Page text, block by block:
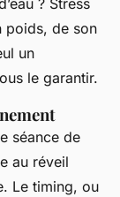
? Stress
poids, de son
un
le garantir.
séance de
au réveil
Le timing, ou